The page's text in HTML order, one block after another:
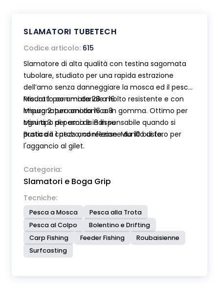
SLAMATORI TUBETECH
Codice articolo: 615
Slamatore di alta qualità con testina sagomata
tubolare, studiato per una rapida estrazione
dell’amo senza danneggiare la mosca ed il pesce.
Prodotto con materiale molto resistente e con
impugnatura anatomica in gomma. Ottimo per
ogni tipo di pesca è indispensabile quando si
pratica il catch and release. Munito di foro per
l'aggancio al gilet.
Misura 1: per ami da 28 a 16
Misura 2: per ami da 16 a 8
Misura 3: per ami da 8 in su
Busta da 1 pezzo, confezione da 10 buste.
Categoria:
Slamatori e Boga Grip
Tecniche:
Pesca a Mosca
Pesca alla Trota
Pesca al Colpo
Bolentino e Drifting
Carp Fishing
Feeder Fishing
Roubaisienne
Surfcasting